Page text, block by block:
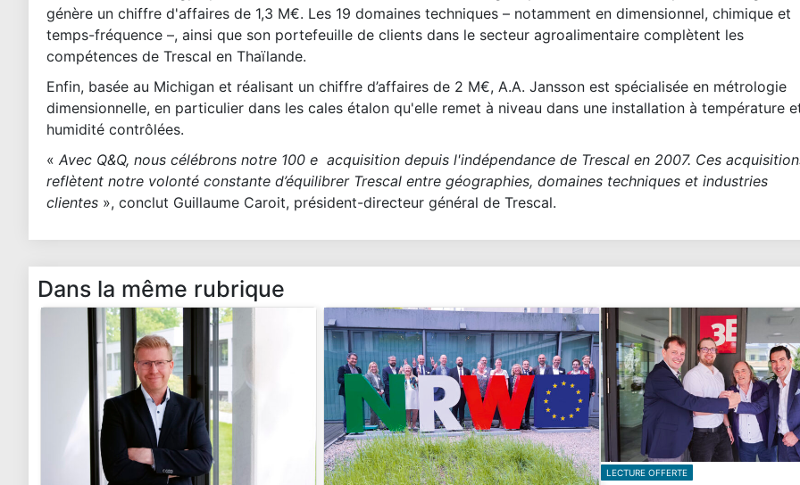
génère un chiffre d'affaires de 1,3 M€. Les 19 domaines techniques – notamment en dimensionnel, chimique et
temps-fréquence –, ainsi que son portefeuille de clients dans le secteur agroalimentaire complètent les
compétences de Trescal en Thaïlande.
Enfin, basée au Michigan et réalisant un chiffre d’affaires de 2 M€, A.A. Jansson est spécialisée en métrologie
dimensionnelle, en particulier dans les cales étalon qu'elle remet à niveau dans une installation à température
humidité contrôlées.
« Avec Q&Q, nous célébrons notre 100 e acquisition depuis l'indépendance de Trescal en 2007. Ces
reflètent notre volonté constante d’équilibrer Trescal entre géographies, domaines techniques et industries
clientes », conclut Guillaume Caroit, président-directeur général de Trescal.
Dans la même rubrique
LECTURE OFFERTE